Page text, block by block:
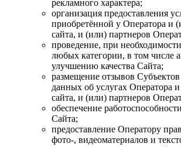
рекламного характера;
организация предоставления
приобретённой у Оператора и
сайта, и (или) партнеров
проведение, при
любых категории, в том числе
улучшению качества Сайта;
размещение отзывов
данных об услугах Оператора
сайта, и (или) партнеров
обеспечение
Сайта;
предоставление Оператору
фото-, видеоматериалов и